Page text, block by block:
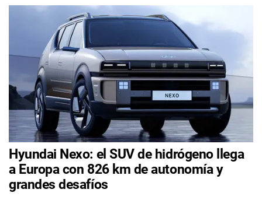
Hyundai Nexo: el SUV de hidrógeno llega
a Europa con 826 km de autonomía y
grandes desafíos